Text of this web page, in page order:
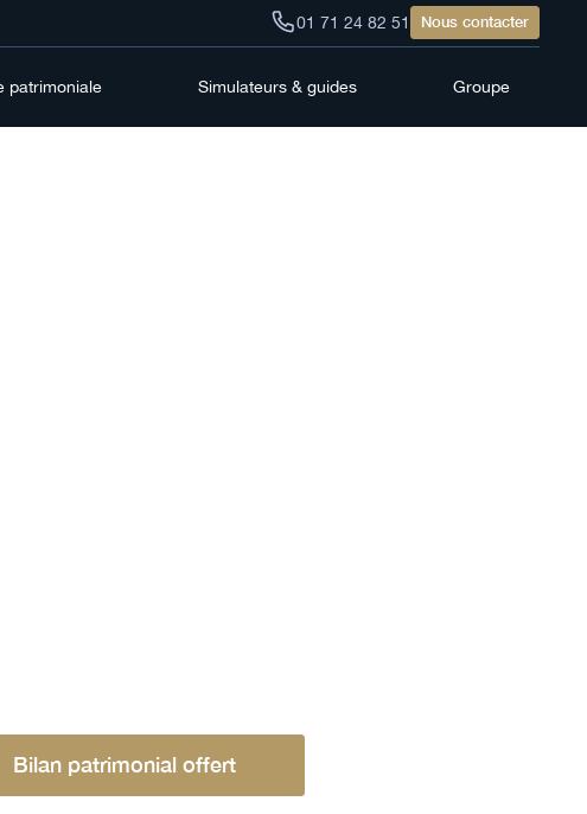
01 71 24 82 51 Nous contacter
patrimoniale Simulateurs & guides Groupe
Bilan patrimonial offert